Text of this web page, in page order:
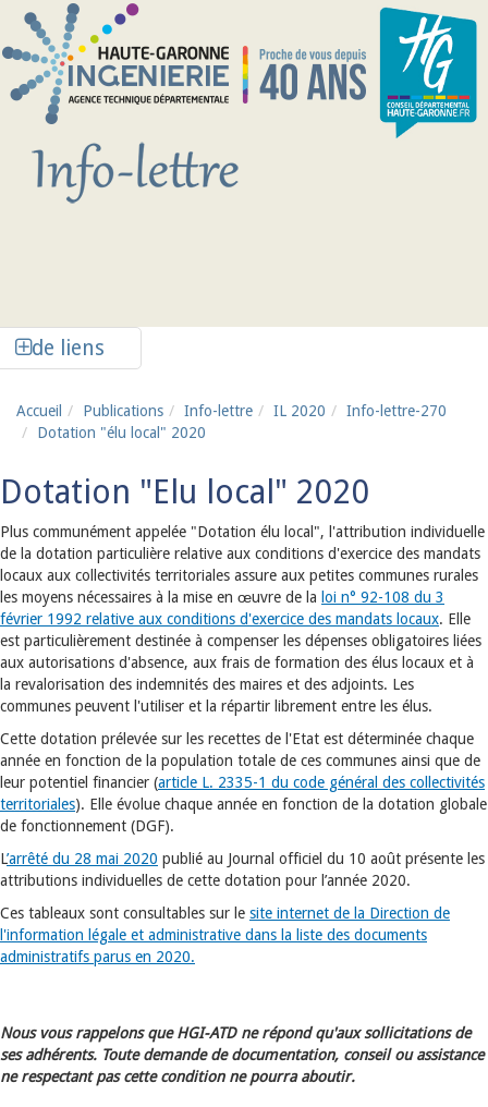
Aller au contenu principal
de liens
Accueil Publications Info-lettre IL 2020
Info-lettre-270
Dotation "élu local" 2020
Dotation "Elu local" 2020
Plus communément appelée "Dotation élu local", l'attribution individuelle
de la dotation particulière relative aux conditions d'exercice des mandats
locaux aux collectivités territoriales assure aux petites communes rurales
les moyens nécessaires à la mise en œuvre de la loi n° 92-108 du 3
février 1992 relative aux conditions d'exercice des mandats locaux. Elle
est particulièrement destinée à compenser les dépenses obligatoires liées
aux autorisations d'absence, aux frais de formation des élus locaux et à
la revalorisation des indemnités des maires et des adjoints. Les
communes peuvent l'utiliser et la répartir librement entre les élus.
Cette dotation prélevée sur les recettes de l'Etat est déterminée chaque
année en fonction de la population totale de ces communes ainsi que de
leur potentiel financier (article L. 2335-1 du code général des collectivités
territoriales). Elle évolue chaque année en fonction de la dotation globale
de fonctionnement (DGF).
L’arrêté du 28 mai 2020 publié au Journal officiel du 10 août présente les
attributions individuelles de cette dotation pour l’année 2020.
Ces tableaux sont consultables sur le site internet de la Direction de
l'information légale et administrative dans la liste des documents
administratifs parus en 2020.
Nous vous rappelons que HGI-ATD ne répond qu'aux sollicitations de
ses adhérents. Toute demande de documentation, conseil ou assistance
ne respectant pas cette condition ne pourra aboutir.